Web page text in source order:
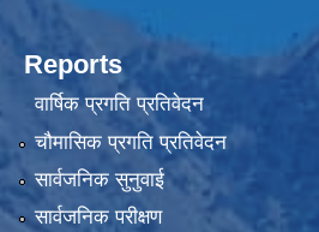
Reports
वार्षिक प्रगति प्रतिवेदन
चौमासिक प्रगति प्रतिवेदन
सार्वजनिक सुनुवाई
सार्वजनिक परीक्षण